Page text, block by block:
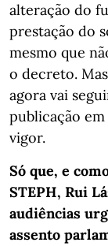
alteração do
prestação do
mesmo que
o decreto.
agora vai
publicação
vigor.
Só que, e
STEPH, Rui
audiências
assento